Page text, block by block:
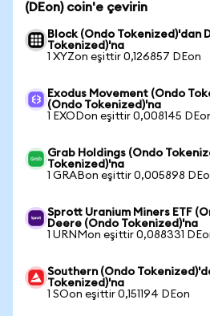
(DEon) coin'e çevirin
Block (Ondo Tokenized)'dan
Tokenized)'na
1 XYZon eşittir 0,126857 DEon
Exodus Movement (Ondo
(Ondo Tokenized)'na
1 EXODon eşittir 0,008145
Grab Holdings (Ondo
Tokenized)'na
1 GRABon eşittir 0,005898
Sprott Uranium Miners ETF
Deere (Ondo Tokenized)'na
1 URNMon eşittir 0,088331
Southern (Ondo
Tokenized)'na
1 SOon eşittir 0,151194 DEon